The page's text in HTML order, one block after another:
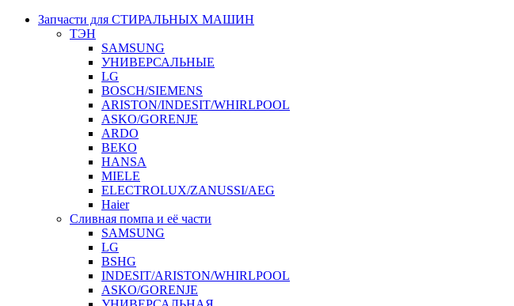
Запчасти для СТИРАЛЬНЫХ МАШИН
ТЭН
SAMSUNG
УНИВЕРСАЛЬНЫЕ
LG
BOSCH/SIEMENS
ARISTON/INDESIT/WHIRLPOOL
ASKO/GORENJE
ARDO
BEKO
HANSA
MIELE
ELECTROLUX/ZANUSSI/AEG
Haier
Сливная помпа и её части
SAMSUNG
LG
BSHG
INDESIT/ARISTON/WHIRLPOOL
ASKO/GORENJE